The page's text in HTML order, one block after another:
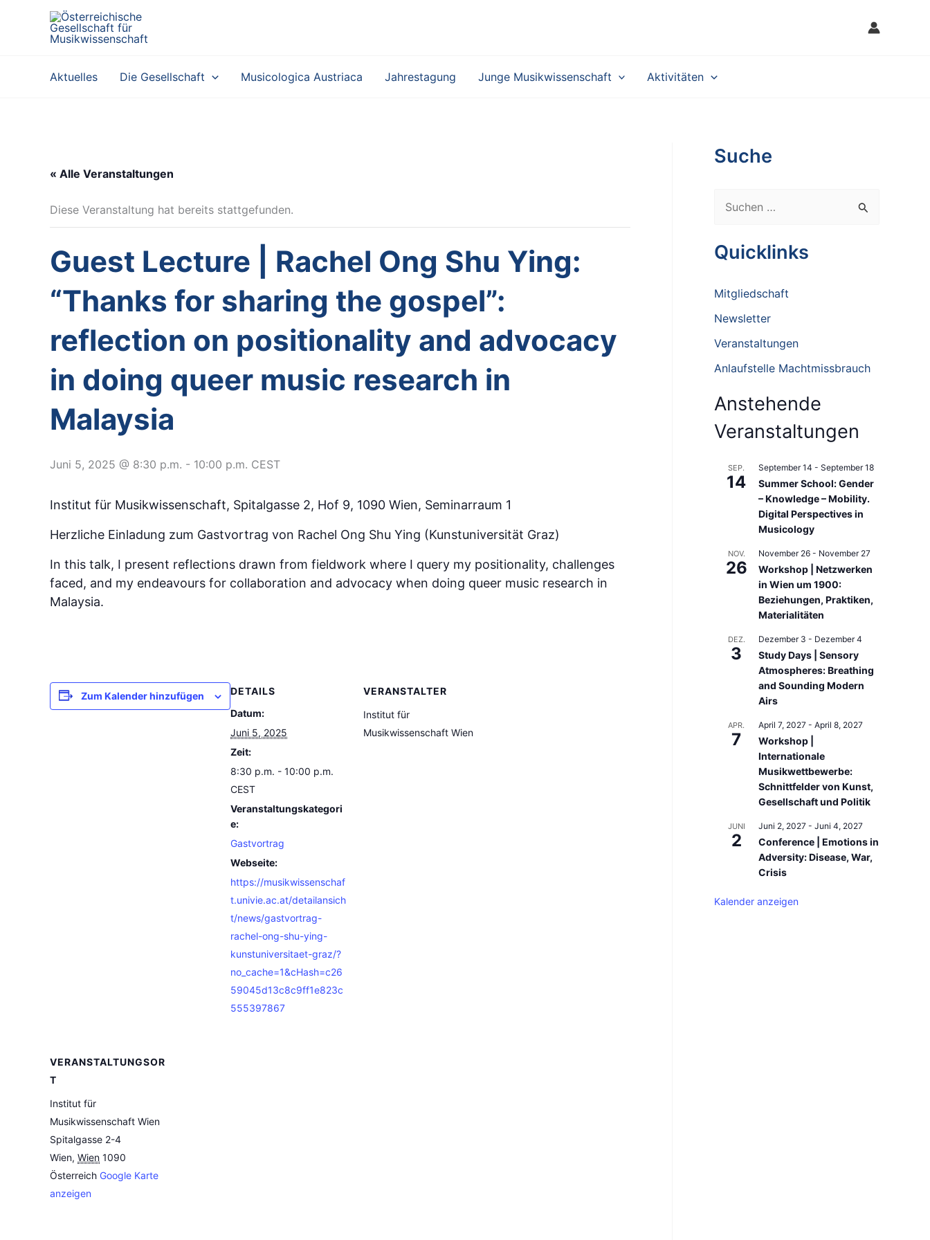
Aktuelles Die Gesellschaft Musicologica Austriaca Jahrestagung Junge Musikwissenschaft Aktivitäten
« Alle Veranstaltungen
Diese Veranstaltung hat bereits stattgefunden.
Guest Lecture | Rachel Ong Shu Ying:
“Thanks for sharing the gospel”:
reflection on positionality and advocacy
in doing queer music research in
Malaysia
Juni 5, 2025 @ 8:30 p.m. - 10:00 p.m. CEST
Institut für Musikwissenschaft, Spitalgasse 2, Hof 9, 1090 Wien, Seminarraum 1
Herzliche Einladung zum Gastvortrag von Rachel Ong Shu Ying (Kunstuniversität Graz)
In this talk, I present reflections drawn from fieldwork where I query my positionality, challenges
faced, and my endeavours for collaboration and advocacy when doing queer music research in
Malaysia.
Zum Kalender hinzufügen
DETAILS
Datum:
Juni 5, 2025
Zeit:
8:30 p.m. - 10:00 p.m.
CEST
Veranstaltungskategori
e:
Gastvortrag
Webseite:
https://musikwissenschaf
t.univie.ac.at/detailansich
t/news/gastvortrag-
rachel-ong-shu-ying-
kunstuniversitaet-graz/?
no_cache=1&cHash=c26
59045d13c8c9ff1e823c
555397867
VERANSTALTER
Institut für
Musikwissenschaft Wien
VERANSTALTUNGSOR
T
Institut für
Musikwissenschaft Wien
Spitalgasse 2-4
Wien, Wien 1090
Österreich Google Karte
anzeigen
Suche
c
e
c
h
:
Quicklinks
Mitgliedschaft
Newsletter
Veranstaltungen
Anlaufstelle Machtmissbrauch
Anstehende
Veranstaltungen
SEP.
14
September 14 - September 18
Summer School: Gender
– Knowledge – Mobility.
Digital Perspectives in
Musicology
NOV.
26
November 26 - November 27
Workshop | Netzwerken
in Wien um 1900:
Beziehungen, Praktiken,
Materialitäten
DEZ.
3
Dezember 3 - Dezember 4
Study Days | Sensory
Atmospheres: Breathing
and Sounding Modern
Airs
APR.
7
April 7, 2027 - April 8, 2027
Workshop |
Internationale
Musikwettbewerbe:
Schnittfelder von Kunst,
Gesellschaft und Politik
JUNI
2
Juni 2, 2027 - Juni 4, 2027
Conference | Emotions in
Adversity: Disease, War,
Crisis
Kalender anzeigen